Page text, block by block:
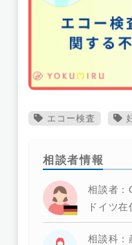
エコー検査
相談者情報
相談者：
ドイツ在
相談科：